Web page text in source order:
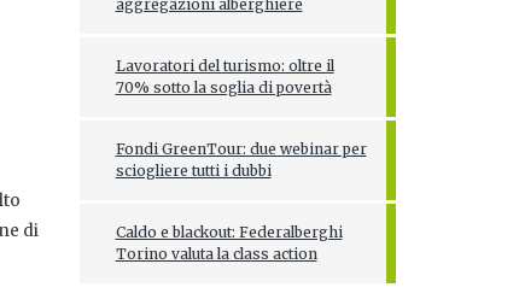
di
aggregazioni alberghiere
Lavoratori del turismo: oltre il
70% sotto la soglia di povertà
Fondi GreenTour: due webinar per
sciogliere tutti i dubbi
Caldo e blackout: Federalberghi
Torino valuta la class action